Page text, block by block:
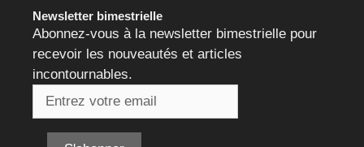
Newsletter bimestrielle
Abonnez-vous à la newsletter bimestrielle pour
recevoir les nouveautés et articles
incontournables.